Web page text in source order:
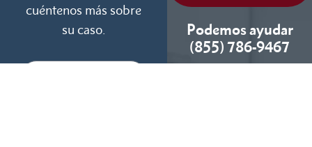
cuéntenos más sobre
su caso.
Podemos ayudar
(855) 786-9467